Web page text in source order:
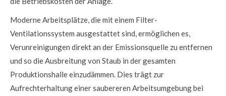
Moderne Arbeitsplätze, die mit einem Filter-
Ventilationssystem ausgestattet sind, ermöglichen es,
Verunreinigungen direkt an der Emissionsquelle zu entfernen
und so die Ausbreitung von Staub in der gesamten
Produktionshalle einzudämmen. Dies trägt zur
Aufrechterhaltung einer saubereren Arbeitsumgebung bei